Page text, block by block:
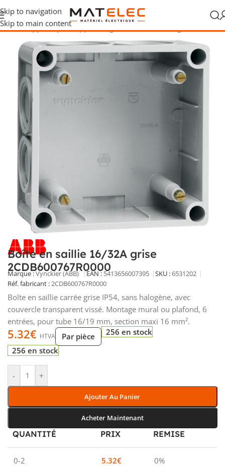
Skip to navigation
Skip to main content
et supports pour appareillage/Boîtes de montage en saillie
Boîte en saillie 16/32A grise
2CDB600767R0000
Marque :Vynckier (ABB) EAN :5413656007395 SKU :6531202
Réf. fabricant :2CDB600767R0000
Boîte en saillie carrée grise IP54, sans halogène, avec
couvercle transparent vissé. Montage mural ou plafond, 6
entrées, pour tube 16/19 mm, section maxi 16 mm².
5.32€ HTVA Par pièce
256 en stock
256 en stock
- +
Ajouter Au Panier
Acheter Maintenant
QUANTITÉ PRIX REMISE
0-2 5.32€ 0%